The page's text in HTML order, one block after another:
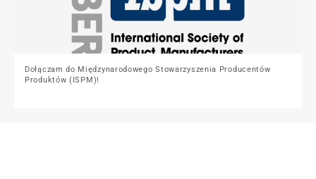
Dołączam do Międzynarodowego Stowarzyszenia Producentów
Produktów (ISPM)!